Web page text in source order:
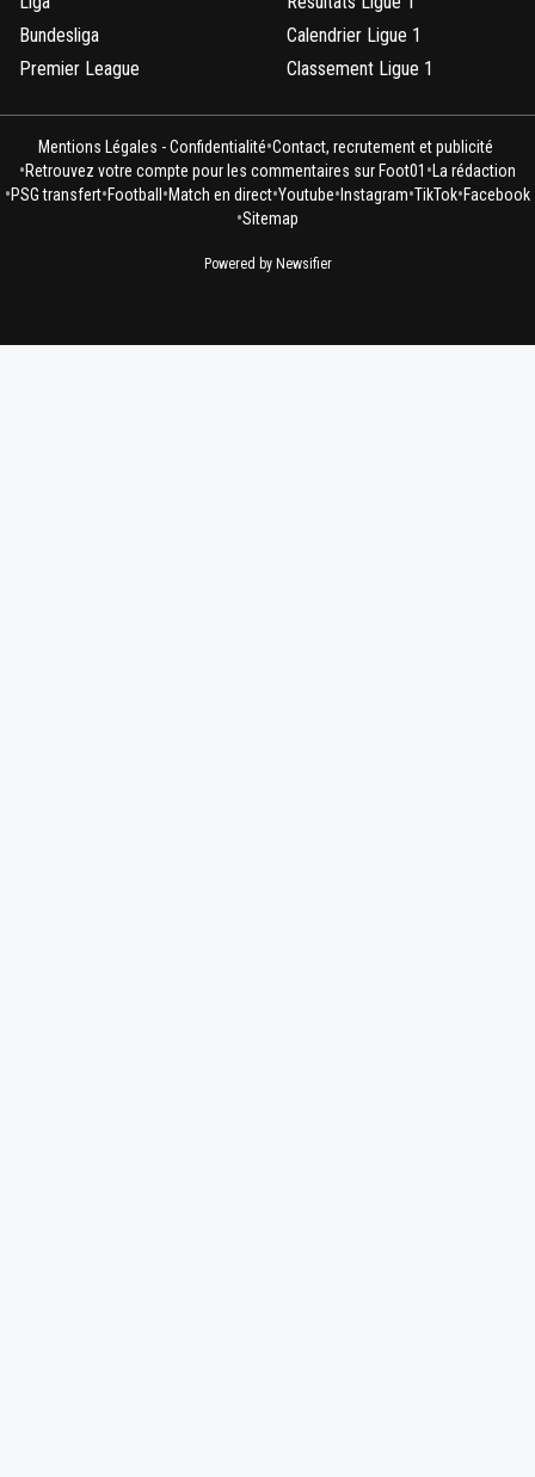
Bundesliga
Premier League
Calendrier Ligue 1
Classement Ligue 1
Mentions Légales - Confidentialité•Contact, recrutement et publicité
•Retrouvez votre compte pour les commentaires sur Foot01 • La rédaction
•PSG transfert•Football •Match en direct•Youtube• Instagram•TikTok•Facebook
•Sitemap
Powered by Newsifier